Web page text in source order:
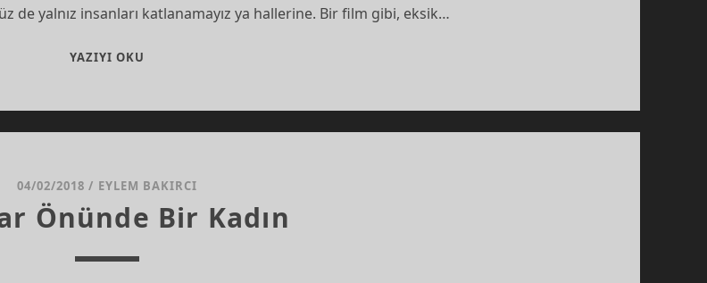
de yalnız insanları katlanamayız ya hallerine. Bir film gibi, eksik…
YAZIYI OKU
04/02/2018 / EYLEM BAKIRCI
Önünde Bir Kadın